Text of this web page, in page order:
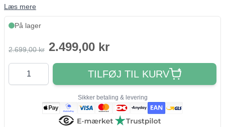
Læs mere
På lager
2.699,00 kr 2.499,00 kr
Antal
TILFØJ TIL KURV
Sikker betaling & levering